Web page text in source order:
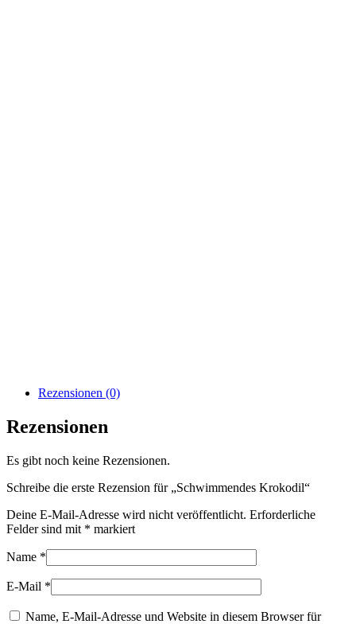
Rezensionen (0)
Rezensionen
Es gibt noch keine Rezensionen.
Schreibe die erste Rezension für „Schwimmendes Krokodil“
Deine E-Mail-Adresse wird nicht veröffentlicht. Erforderliche
Felder sind mit * markiert
Name *
E-Mail *
Name, E-Mail-Adresse und Website in diesem Browser für